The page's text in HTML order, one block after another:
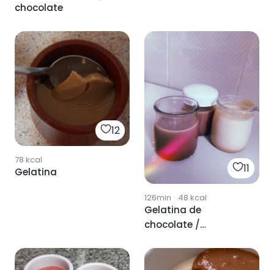
chocolate
12
78 kcal
Gelatina 11
126min · 48 kcal
Gelatina de
chocolate /
cachuete